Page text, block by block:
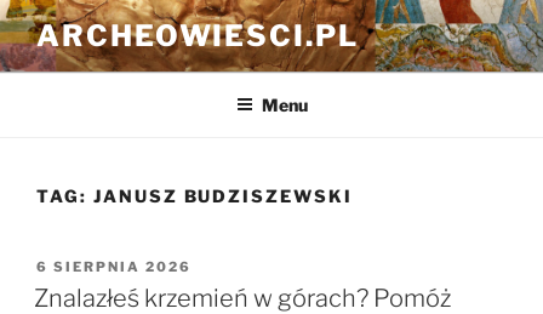
Przejdź
do
treści
ARCHEOWIESCI.PL
Menu
TAG: JANUSZ BUDZISZEWSKI
OPUBLIKOWANE
W
6 SIERPNIA 2026
Znalazłeś krzemień w górach? Pomóż